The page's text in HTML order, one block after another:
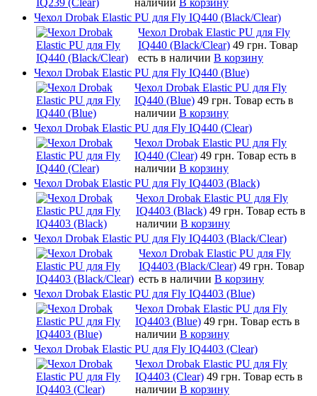
Чехол Drobak Elastic PU для Fly IQ440 (Black/Clear)
Чехол Drobak Elastic PU для Fly
IQ440 (Black/Clear) 49 грн. Товар
есть в наличии В корзину
Чехол Drobak Elastic PU для Fly IQ440 (Blue)
Чехол Drobak Elastic PU для Fly
IQ440 (Blue) 49 грн. Товар есть в
наличии В корзину
Чехол Drobak Elastic PU для Fly IQ440 (Clear)
Чехол Drobak Elastic PU для Fly
IQ440 (Clear) 49 грн. Товар есть в
наличии В корзину
Чехол Drobak Elastic PU для Fly IQ4403 (Black)
Чехол Drobak Elastic PU для Fly
IQ4403 (Black) 49 грн. Товар есть в
наличии В корзину
Чехол Drobak Elastic PU для Fly IQ4403 (Black/Clear)
Чехол Drobak Elastic PU для Fly
IQ4403 (Black/Clear) 49 грн. Товар
есть в наличии В корзину
Чехол Drobak Elastic PU для Fly IQ4403 (Blue)
Чехол Drobak Elastic PU для Fly
IQ4403 (Blue) 49 грн. Товар есть в
наличии В корзину
Чехол Drobak Elastic PU для Fly IQ4403 (Clear)
Чехол Drobak Elastic PU для Fly
IQ4403 (Clear) 49 грн. Товар есть в
наличии В корзину